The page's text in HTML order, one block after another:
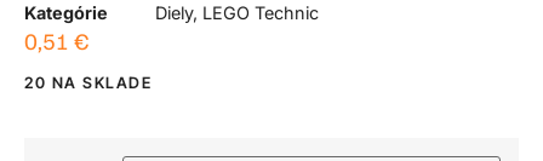
Kategórie
Diely, LEGO Technic
0,51 €
20 NA SKLADE